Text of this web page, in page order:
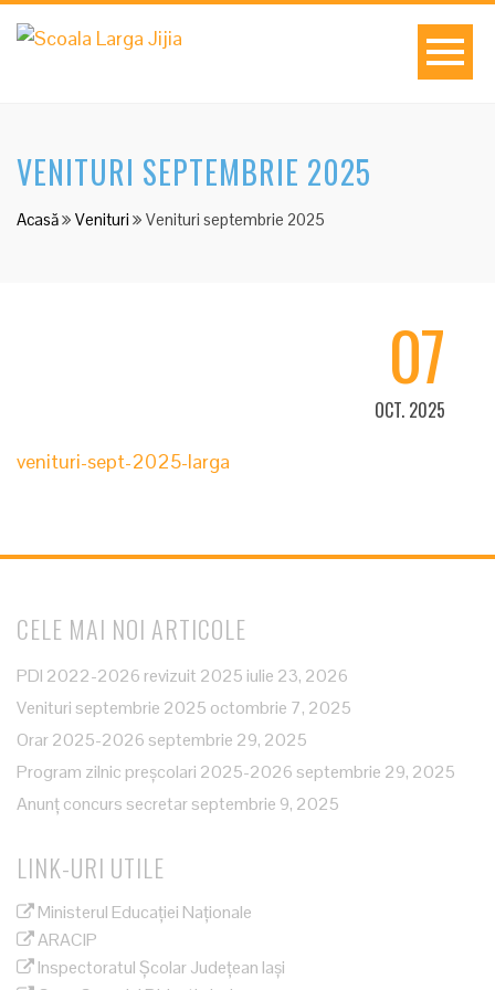
VENITURI SEPTEMBRIE 2025
Acasă Venituri Venituri septembrie 2025
07
OCT. 2025
venituri-sept-2025-larga
CELE MAI NOI ARTICOLE
PDI 2022-2026 revizuit 2025 iulie 23, 2026
Venituri septembrie 2025 octombrie 7, 2025
Orar 2025-2026 septembrie 29, 2025
Program zilnic preșcolari 2025-2026 septembrie 29, 2025
Anunț concurs secretarseptembrie 9, 2025
LINK-URI UTILE
Ministerul Educației Naționale
ARACIP
Inspectoratul Școlar Județean Iași